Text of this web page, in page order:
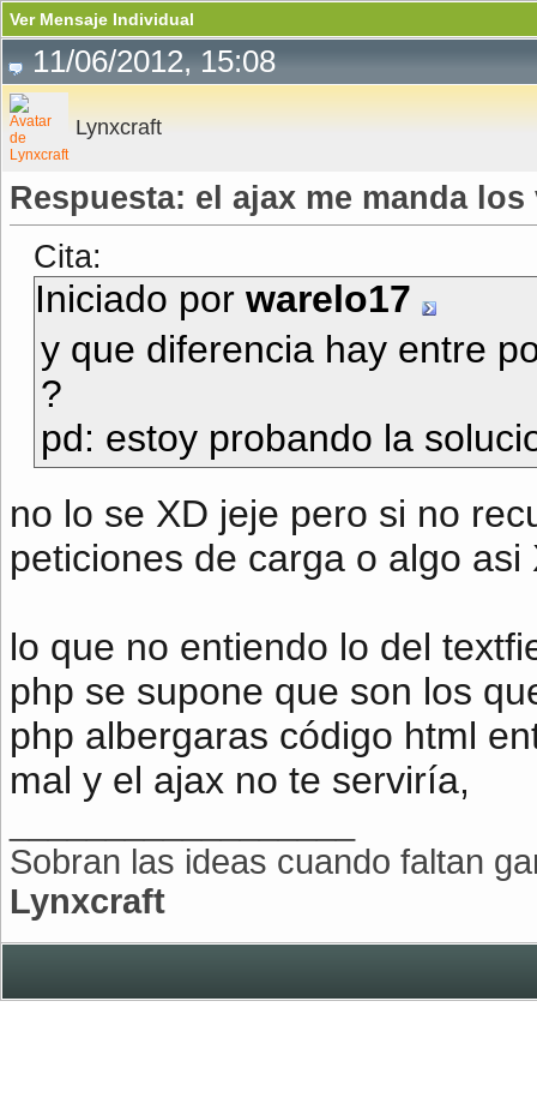
Ver Mensaje Individual
11/06/2012, 15:08
Lynxcraft
Respuesta: el ajax me manda los
Cita:
Iniciado por warelo17
y que diferencia hay entre
?
pd: estoy probando la
no lo se XD jeje pero si no
peticiones de carga o algo asi
lo que no entiendo lo del
php se supone que son los
php albergaras código html
mal y el ajax no te serviría,
Sobran las ideas cuando faltan
Lynxcraft